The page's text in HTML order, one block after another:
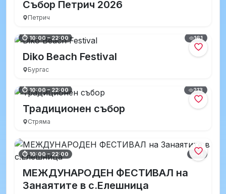
Събор Петрич 2026
Петрич
⏱ 10:00 – 22:00 161
Diko Beach Festival
Бургас
⏱ 10:00 – 22:00 213
Традиционен събор
Стряма
⏱ 10:00 – 22:00 91
МЕЖДУНАРОДЕН ФЕСТИВАЛ на
Занаятите в с.Елешница